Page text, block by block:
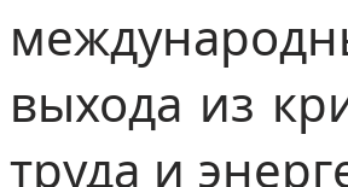
выхода из
труда и